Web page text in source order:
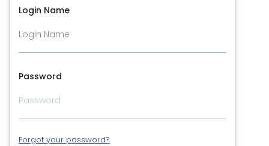
Login Name
Password
Forgot your password?